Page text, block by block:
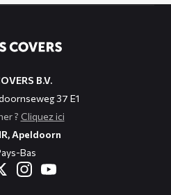
B.V.
37 E1
? Cliquez ici
Apeldoorn
Bas